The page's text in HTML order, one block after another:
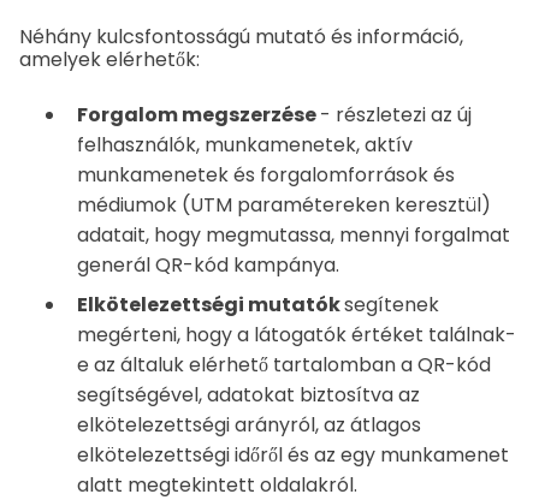
Néhány kulcsfontosságú mutató és információ,
amelyek elérhetők:
Forgalom megszerzése- részletezi az új
felhasználók, munkamenetek, aktív
munkamenetek és forgalomforrások és
médiumok (UTM paramétereken keresztül)
adatait, hogy megmutassa, mennyi forgalmat
generál QR-kód kampánya.
Elkötelezettségi mutatóksegítenek
megérteni, hogy a látogatók értéket találnak-
e az általuk elérhető tartalomban a QR-kód
segítségével, adatokat biztosítva az
elkötelezettségi arányról, az átlagos
elkötelezettségi időről és az egy munkamenet
alatt megtekintett oldalakról.